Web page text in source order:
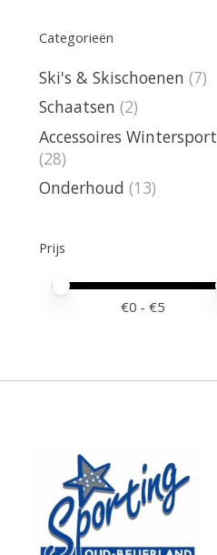
Categorieën
Ski's & Skischoenen (7)
Schaatsen (2)
Accessoires Wintersport
(28)
Onderhoud (13)
Prijs
Minimale prijswaarde
Price maximum value
€0 - €5